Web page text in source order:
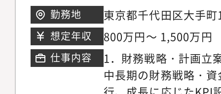
に繋がるのか?」──
こその財務戦略が、
IPOに向けた財務体制
券会社との連携も担
発戦略の推進人事制
勤務地
東京都千代田区大手
Spaces大手町 雇用は
本、マレーシア（出
想定年収 800万円～ 1,500万円
仕事内容
1．財務戦略・計画立
中長期の財務戦略・